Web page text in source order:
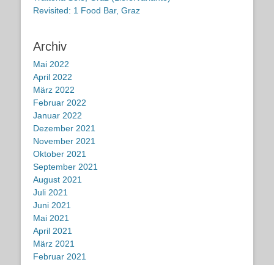
Revisited: 1 Food Bar, Graz
Archiv
Mai 2022
April 2022
März 2022
Februar 2022
Januar 2022
Dezember 2021
November 2021
Oktober 2021
September 2021
August 2021
Juli 2021
Juni 2021
Mai 2021
April 2021
März 2021
Februar 2021